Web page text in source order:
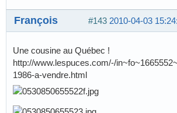
#143 2010-04-03
François
Une cousine au Québec !
http://www.lespuces.com/-/
1986-a-vendre.html